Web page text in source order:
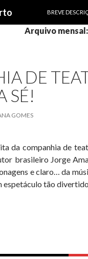
BREVE
Arquivo
DE
SÉ!
GOMES
da companhia de
brasileiro Jorge
e claro… da
espetáculo tão